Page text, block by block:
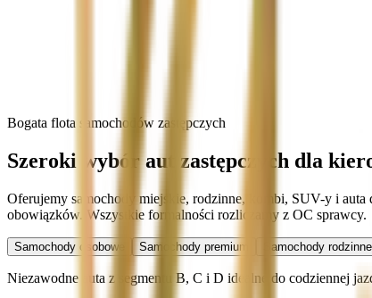
Bogata flota samochodów zastępczych
Szeroki wybór aut zastępczych dla
Oferujemy samochody miejskie, rodzinne, kombi, SUV-y i
obowiązków. Wszystkie formalności rozliczamy z OC sprawcy.
Samochody osobowe Samochody premium Samochody
Niezawodne auta z segmentu B, C i D idealne do codziennej